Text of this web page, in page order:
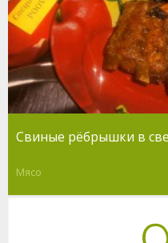
Свиные рёбрышки в
Мясо